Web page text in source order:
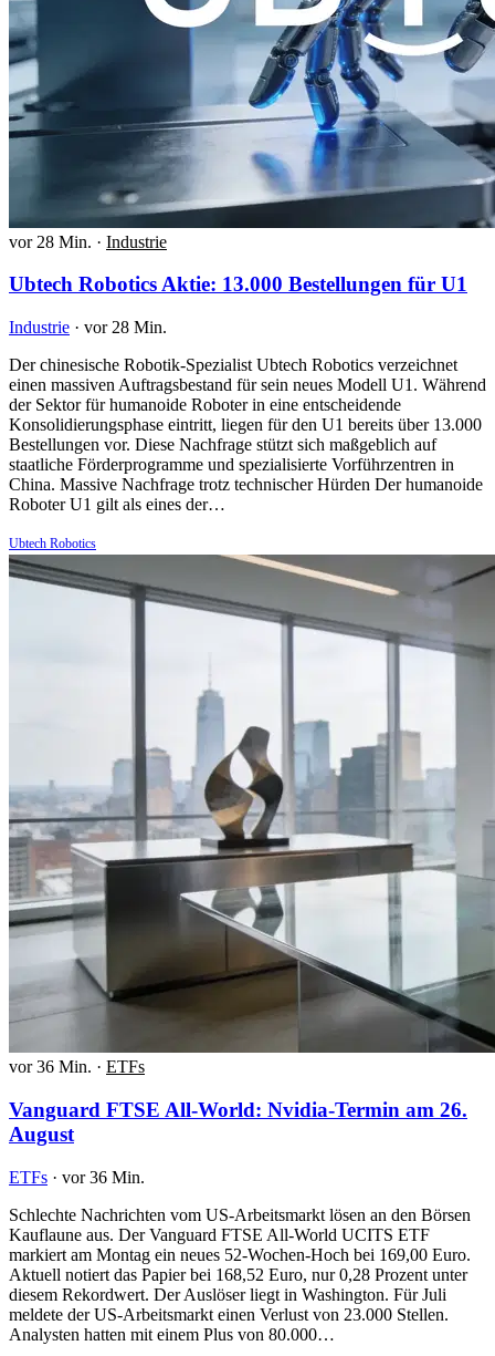
vor 28 Min. · Industrie
Ubtech Robotics Aktie: 13.000 Bestellungen für U1
Industrie · vor 28 Min.
Der chinesische Robotik-Spezialist Ubtech Robotics verzeichnet
einen massiven Auftragsbestand für sein neues Modell U1. Während
der Sektor für humanoide Roboter in eine entscheidende
Konsolidierungsphase eintritt, liegen für den U1 bereits über 13.000
Bestellungen vor. Diese Nachfrage stützt sich maßgeblich auf
staatliche Förderprogramme und spezialisierte Vorführzentren in
China. Massive Nachfrage trotz technischer Hürden Der humanoide
Roboter U1 gilt als eines der…
Ubtech Robotics
vor 36 Min. · ETFs
Vanguard FTSE All-World: Nvidia-Termin am 26.
August
ETFs · vor 36 Min.
Schlechte Nachrichten vom US-Arbeitsmarkt lösen an den Börsen
Kauflaune aus. Der Vanguard FTSE All-World UCITS ETF
markiert am Montag ein neues 52-Wochen-Hoch bei 169,00 Euro.
Aktuell notiert das Papier bei 168,52 Euro, nur 0,28 Prozent unter
diesem Rekordwert. Der Auslöser liegt in Washington. Für Juli
meldete der US-Arbeitsmarkt einen Verlust von 23.000 Stellen.
Analysten hatten mit einem Plus von 80.000…